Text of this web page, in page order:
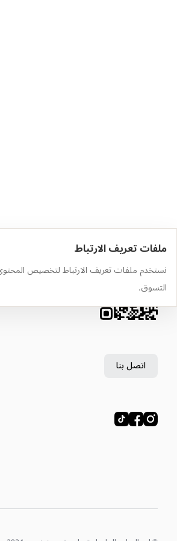
ملفات تعريف الارتباط
نستخدم ملفات تعريف الارتباط لتخصيص
التسوق.
حمّل التطبيق
اتصل بنا